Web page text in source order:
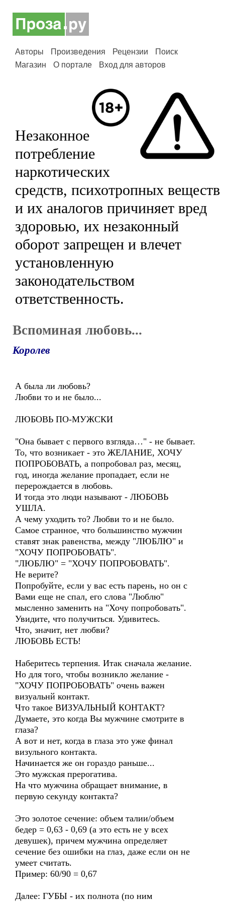
Авторы Произведения Рецензии
Поиск
Магазин
О портале Вход для авторов
Незаконное
потребление
наркотических
средств, психотропных веществ
и их аналогов причиняет вред
здоровью, их незаконный
оборот запрещен и влечет
установленную
законодательством
ответственность.
Вспоминая любовь...
Королев
А была ли любовь?
Любви то и не было...
ЛЮБОВЬ ПО-МУЖСКИ
"Она бывает с первого взгляда…" - не бывает.
То, что возникает - это ЖЕЛАНИЕ, ХОЧУ
ПОПРОБОВАТЬ, а попробовал раз, месяц,
год, иногда желание пропадает, если не
перерождается в любовь.
И тогда это люди называют - ЛЮБОВЬ
УШЛА.
А чему уходить то? Любви то и не было.
Самое странное, что большинство мужчин
ставят знак равенства, между "ЛЮБЛЮ" и
"ХОЧУ ПОПРОБОВАТЬ".
"ЛЮБЛЮ" = "ХОЧУ ПОПРОБОВАТЬ".
Не верите?
Попробуйте, если у вас есть парень, но он с
Вами еще не спал, его слова "Люблю"
мысленно заменить на "Хочу попробовать".
Увидите, что получиться. Удивитесь.
Что, значит, нет любви?
ЛЮБОВЬ ЕСТЬ!
Наберитесь терпения. Итак сначала желание.
Но для того, чтобы возникло желание -
"ХОЧУ ПОПРОБОВАТЬ" очень важен
визуальнй контакт.
Что такое ВИЗУАЛЬНЫЙ КОНТАКТ?
Думаете, это когда Вы мужчине смотрите в
глаза?
А вот и нет, когда в глаза это уже финал
визульного контакта.
Начинается же он гораздо раньше...
Это мужская прерогатива.
На что мужчина обращает внимание, в
первую секунду контакта?
Это золотое сечение: объем талии/объем
бедер = 0,63 - 0,69 (а это есть не у всех
девушек), причем мужчина определяет
сечение без ошибки на глаз, даже если он не
умеет считать.
Пример: 60/90 = 0,67
Далее: ГУБЫ - их полнота (по ним